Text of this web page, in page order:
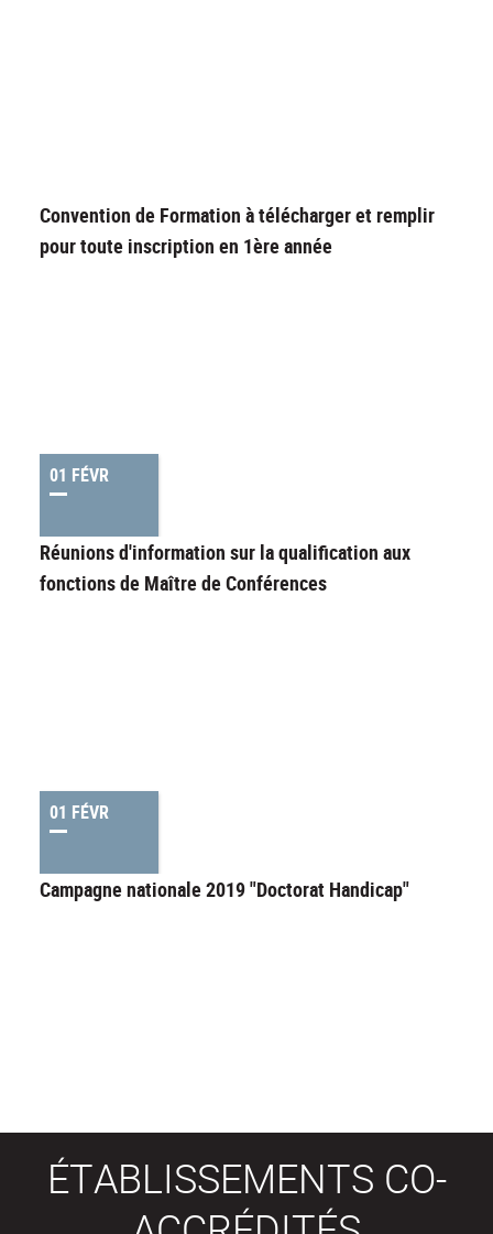
Convention de Formation à télécharger et remplir
pour toute inscription en 1ère année
01 FÉVR
Réunions d'information sur la qualification aux
fonctions de Maître de Conférences
01 FÉVR
Campagne nationale 2019 "Doctorat Handicap"
ÉTABLISSEMENTS CO-